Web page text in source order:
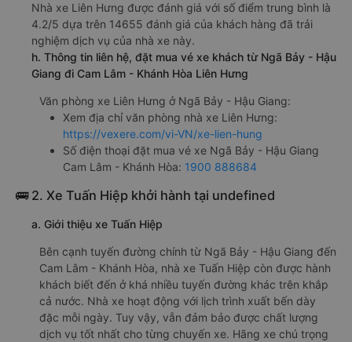
Nhà xe Liên Hưng được đánh giá với số điểm trung bình là
4.2/5 dựa trên 14655 đánh giá của khách hàng đã trải
nghiệm dịch vụ của nhà xe này.
h. Thông tin liên hệ, đặt mua vé xe khách từ Ngã Bảy - Hậu
Giang đi Cam Lâm - Khánh Hòa Liên Hưng
Văn phòng xe Liên Hưng ở Ngã Bảy - Hậu Giang:
Xem địa chỉ văn phòng nhà xe Liên Hưng:
https://vexere.com/vi-VN/xe-lien-hung
Số điện thoại đặt mua vé xe Ngã Bảy - Hậu Giang
Cam Lâm - Khánh Hòa: 1900 888684
🚌 2. Xe Tuấn Hiệp khởi hành tại undefined
a. Giới thiệu xe Tuấn Hiệp
Bên cạnh tuyến đường chính từ Ngã Bảy - Hậu Giang đến
Cam Lâm - Khánh Hòa, nhà xe Tuấn Hiệp còn được hành
khách biết đến ở khá nhiều tuyến đường khác trên khắp
cả nước. Nhà xe hoạt động với lịch trình xuất bến dày
đặc mỗi ngày. Tuy vậy, vẫn đảm bảo được chất lượng
dịch vụ tốt nhất cho từng chuyến xe. Hãng xe chú trọng